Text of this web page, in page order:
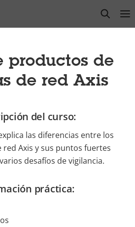
open
productos de
de red Axis
del curso:
las diferencias entre los
Axis y sus puntos fuertes
desafíos de vigilancia.
práctica: